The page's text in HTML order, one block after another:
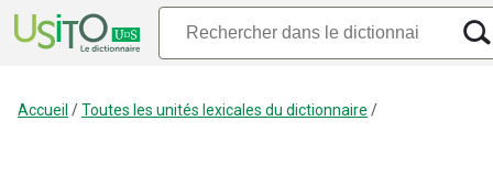
Accueil /Toutes les unités lexicales du dictionnaire /